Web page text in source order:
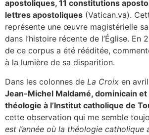
apostoliques, 11 constitutions
lettres apostoliques (Vatican.va).
représente une œuvre magistérielle
dans l’histoire récente de l’Église. En
de ce corpus a été rééditée,
à la lumière de sa disparition.
Dans les colonnes de La Croix en
Jean-Michel Maldamé, dominicain
théologie à l’Institut catholique de
cette observation qui me semble
est l’année où la théologie catholique